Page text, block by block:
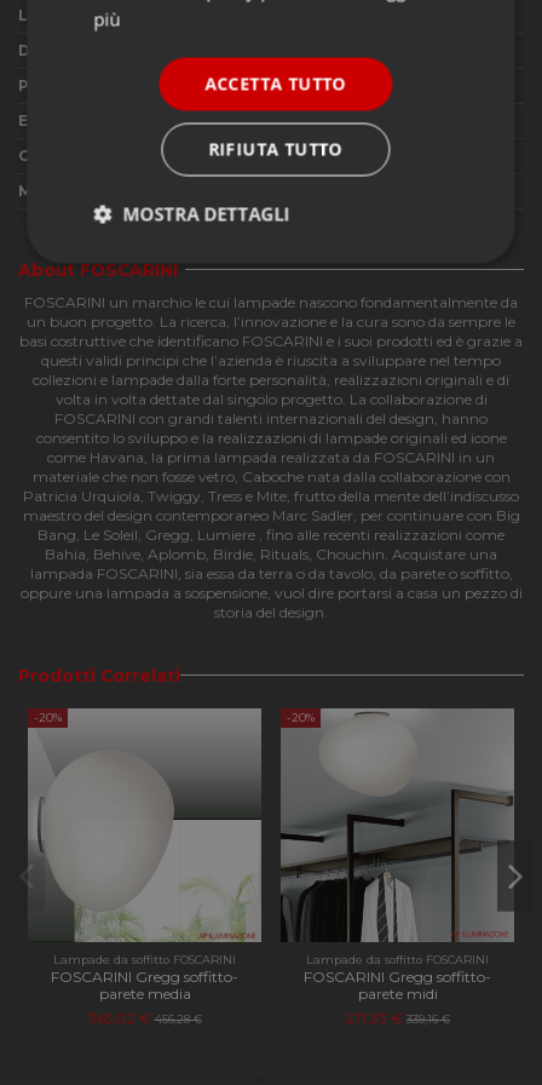
Lampadine in dotazione
Dimmerabile
Pulsante dimmer in dotazione No
Emissione di luce
Diffusa
Classe energetica
A+ A B C D
Materiali
About FOSCARINI
FOSCARINI un marchio le cui lampade nascono fondamentalmente da
un buon progetto. La ricerca, l’innovazione e la cura sono da sempre le
basi costruttive che identificano FOSCARINI e i suoi prodotti ed è grazie a
questi validi principi che l’azienda è riuscita a sviluppare nel tempo
collezioni e lampade dalla forte personalità, realizzazioni originali e di
volta in volta dettate dal singolo progetto. La collaborazione di
FOSCARINI con grandi talenti internazionali del design, hanno
consentito lo sviluppo e la realizzazioni di lampade originali ed icone
come Havana, la prima lampada realizzata da FOSCARINI in un
materiale che non fosse vetro, Caboche nata dalla collaborazione con
Patricia Urquiola, Twiggy, Tress e Mite, frutto della mente dell’indiscusso
maestro del design contemporaneo Marc Sadler, per continuare con Big
Bang, Le Soleil, Gregg, Lumiere , fino alle recenti realizzazioni come
Bahia, Behive, Aplomb, Birdie, Rituals, Chouchin. Acquistare una
lampada FOSCARINI, sia essa da terra o da tavolo, da parete o soffitto,
oppure una lampada a sospensione, vuol dire portarsi a casa un pezzo di
storia del design.
Prodotti Correlati
-20%
Lampade da soffitto FOSCARINI
FOSCARINI Gregg soffitto-
parete media
365,02 € 456,28 €
-20%
Lampade da soffitto FOSCARINI
FOSCARINI Gregg soffitto-
parete midi
271,33 € 339,16 €
più
ACCETTA TUTTO
RIFIUTA TUTTO
MOSTRA DETTAGLI
Strettamente
Performance
Funzionalità
Strettamente necessari
Performance
Funzionalità
dell'utente e la gestione dell'account. Il sito web non
può essere utilizzato correttamente senza i cookie
strettamente necessari.
CookieScriptConsent
CookieScript
apilluminazione.com
settimane
viene
cookie